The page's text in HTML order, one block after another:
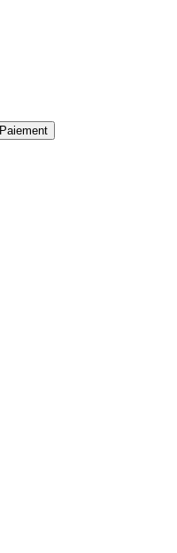
Paiement